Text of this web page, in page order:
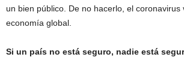
un bien público. De no hacerlo, el coronavirus
economía global.
Si un país no está seguro, nadie está